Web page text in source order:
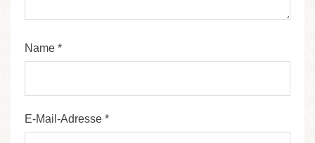
Name *
E-Mail-Adresse *